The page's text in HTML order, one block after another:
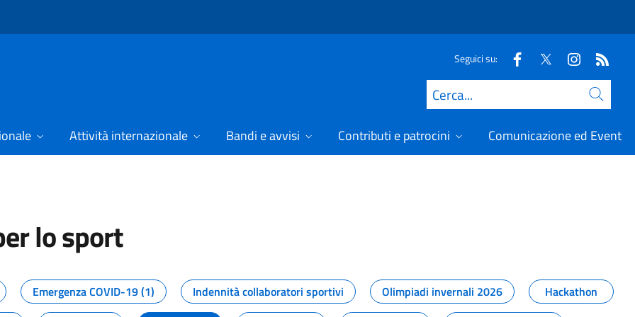
Seguici su:
Cerca
Attività internazionale Bandi e avvisi Contributi e patrocini Comunicazione ed Eventi
lo sport
dal Dipartimento per lo sport
Emergenza COVID-19 (1) Indennità collaboratori sportivi Olimpiadi invernali 2026
Hackathon